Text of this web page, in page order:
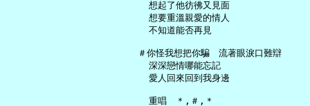
     想起了他彷彿又見面
     想要重溫親愛的情人
     不知道能否再見
   ＃你怪我想把你騙　流著眼淚口難辯
     深深戀情哪能忘記
     愛人回來回到我身邊